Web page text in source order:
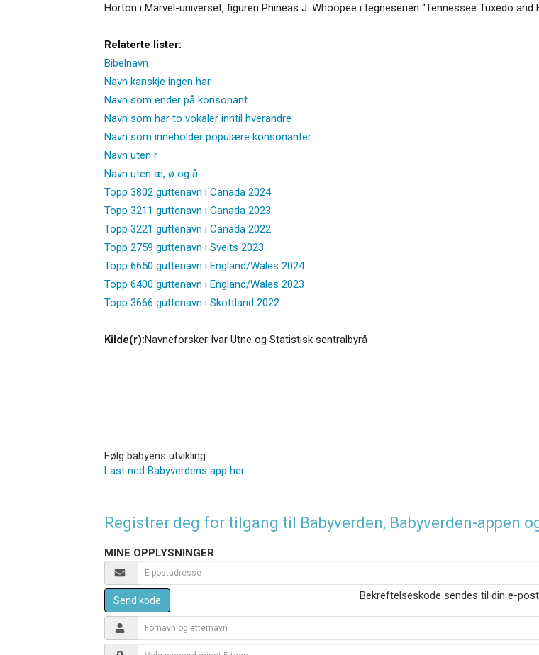
Horton i Marvel-universet, figuren Phineas J. Whoopee i tegneserien “Tennessee Tuxedo and
Relaterte lister:
Bibelnavn
Navn kanskje ingen har
Navn som ender på konsonant
Navn som har to vokaler inntil hverandre
Navn som inneholder populære konsonanter
Navn uten r
Navn uten æ, ø og å
Topp 3802 guttenavn i Canada 2024
Topp 3211 guttenavn i Canada 2023
Topp 3221 guttenavn i Canada 2022
Topp 2759 guttenavn i Sveits 2023
Topp 6650 guttenavn i England/Wales 2024
Topp 6400 guttenavn i England/Wales 2023
Topp 3666 guttenavn i Skottland 2022
Kilde(r):Navneforsker Ivar Utne og Statistisk sentralbyrå
Følg babyens utvikling:
Last ned Babyverdens app her
Registrer deg for tilgang til Babyverden, Babyverden-appen
MINE OPPLYSNINGER
Send kode Bekreftelseskode sendes til din e-post.